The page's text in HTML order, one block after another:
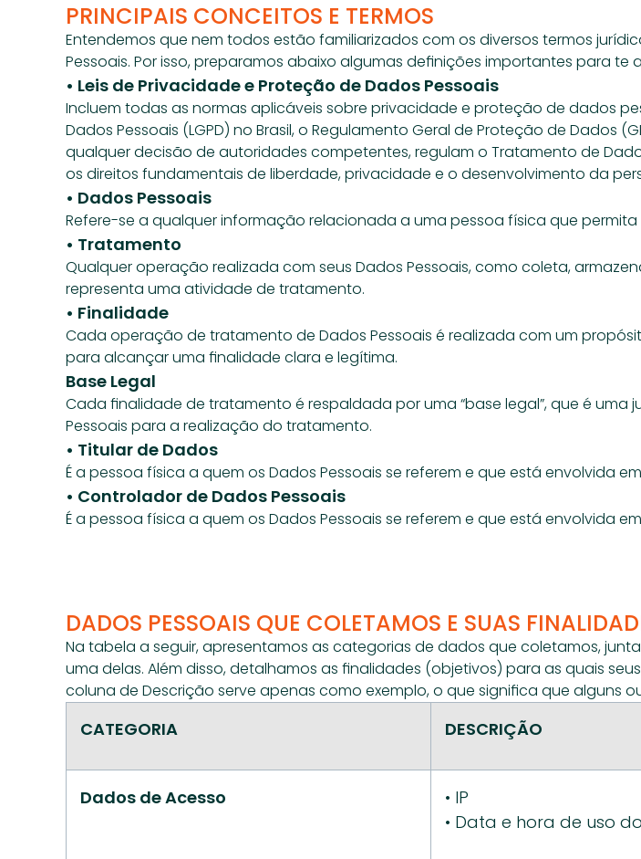
PRINCIPAIS CONCEITOS E TERMOS
Entendemos que nem todos estão familiarizados com os diversos termos
Pessoais. Por isso, preparamos abaixo algumas definições importantes para
• Leis de Privacidade e Proteção de Dados Pessoais
Incluem todas as normas aplicáveis sobre privacidade e proteção de dados
Dados Pessoais (LGPD) no Brasil, o Regulamento Geral de Proteção de Dados
qualquer decisão de autoridades competentes, regulam o Tratamento de
os direitos fundamentais de liberdade, privacidade e o desenvolvimento da
• Dados Pessoais
Refere-se a qualquer informação relacionada a uma pessoa física que
• Tratamento
Qualquer operação realizada com seus Dados Pessoais, como coleta,
representa uma atividade de tratamento.
• Finalidade
Cada operação de tratamento de Dados Pessoais é realizada com um
para alcançar uma finalidade clara e legítima.
Base Legal
Cada finalidade de tratamento é respaldada por uma “base legal”, que é uma
Pessoais para a realização do tratamento.
• Titular de Dados
É a pessoa física a quem os Dados Pessoais se referem e que está envolvida
• Controlador de Dados Pessoais
É a pessoa física a quem os Dados Pessoais se referem e que está envolvida
DADOS PESSOAIS QUE COLETAMOS E SUAS
Na tabela a seguir, apresentamos as categorias de dados que coletamos,
uma delas. Além disso, detalhamos as finalidades (objetivos) para as quais
coluna de Descrição serve apenas como exemplo, o que significa que alguns
CATEGORIA DESCRIÇÃO
Dados de Acesso
• IP
• Data e hora de uso